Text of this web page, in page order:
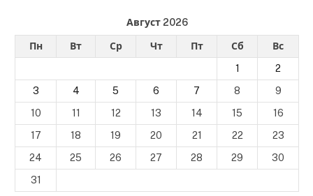
Август 2026
Пн Вт Ср Чт Пт Сб
Вс
1
2
3
4 5 6 7 8
9
10
11 12 13 14 15
16
17
18 19 20 21 22
23
24
25 26 27 28 29
30
31